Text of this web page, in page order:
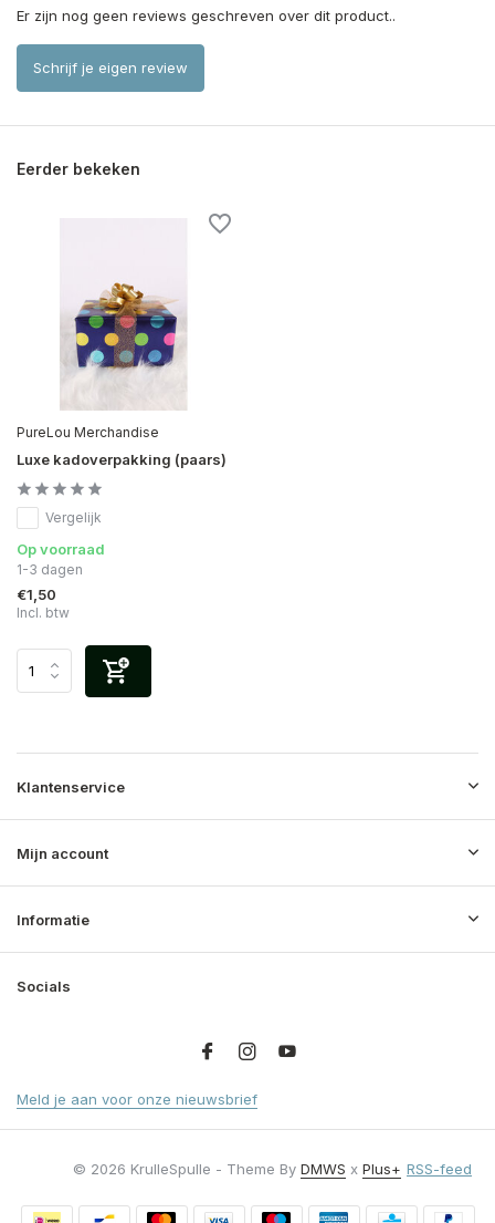
Er zijn nog geen reviews geschreven over dit product..
Schrijf je eigen review
Eerder bekeken
PureLou Merchandise
Luxe kadoverpakking (paars)
Vergelijk
Op voorraad
1-3 dagen
€1,50
Incl. btw
Klantenservice
Mijn account
Informatie
Socials
Meld je aan voor onze nieuwsbrief
© 2026 KrulleSpulle - Theme By DMWS x Plus+ RSS-feed